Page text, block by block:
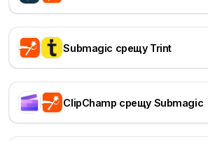
Submagic срещу Trint
ClipChamp срещу Submagic